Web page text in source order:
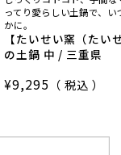
ってり愛らしい土鍋で、
かに。
【たいせい窯（たい
の土鍋 中 / 三重県
¥9,295 税込